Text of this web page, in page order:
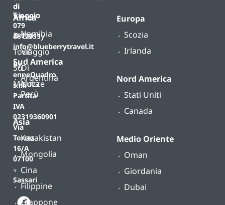
T.
079
4812011
info@blueberrytravel.it
By
enneQuadro
s.r.l.
Partita
IVA
02319360901
Via
Torres
16/A
07100
–
Sassari
Africa
Namibia
Sud America
Argentina
Perù
Asia
Kazakistan
Mongolia
Cina
Filippine
Giappone
Europa
Scozia
Irlanda
Nord America
Stati Uniti
Canada
Medio Oriente
Oman
Giordania
Dubai
di
viaggio
B-
Tour
Su
Misura
Classy
Viaggio
Di
Nozze